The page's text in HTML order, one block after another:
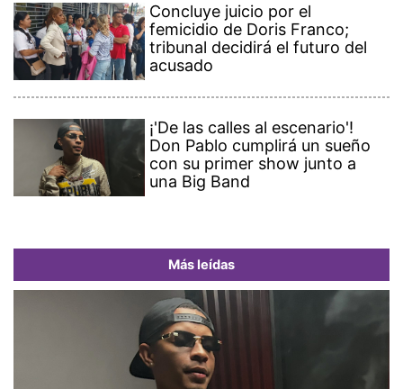
Concluye juicio por el
femicidio de Doris Franco;
tribunal decidirá el futuro del
acusado
¡'De las calles al escenario'!
Don Pablo cumplirá un sueño
con su primer show junto a
una Big Band
Más leídas